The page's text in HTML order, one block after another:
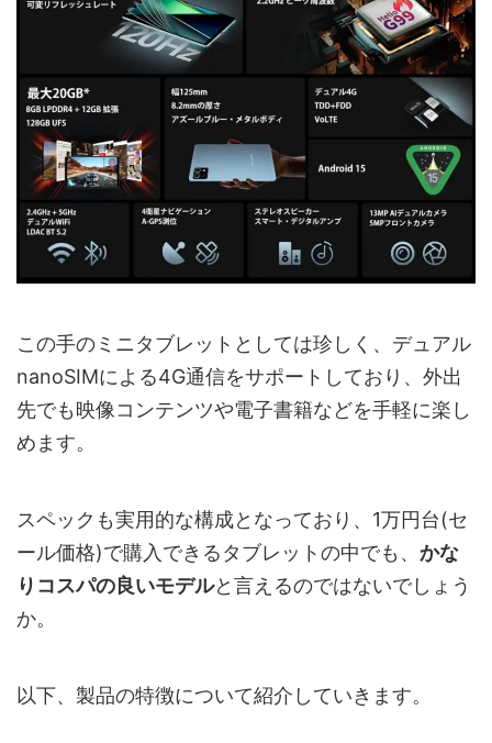
この手のミニタブレットとしては珍しく、デュアル
nanoSIMによる4G通信をサポートしており、外出
先でも映像コンテンツや電子書籍などを手軽に楽し
めます。
スペックも実用的な構成となっており、1万円台(セ
ール価格)で購入できるタブレットの中でも、 かな
りコスパの良いモデルと言えるのではないでしょう
か。
以下、製品の特徴について紹介していきます。